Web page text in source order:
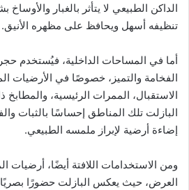
الداكن الطبيعي لا يتأثر بالغبار
تنظيفه أسهل ويحافظ على مظهره الأنيق.
أما في المساحات الداخلية، فيُستخدم
الفخامة والتميز، خصوصًا في الأرضيات
الاستقبال، الممرات الرئيسية،
البازلت تلك المناطق إحساسًا بالثبات
إضاءة أرضية لإبراز ملمسه الطبيعي.
ومن الاستخدامات اللافتة أيضًا، أرضيات
العرض، حيث يعكس البازلت حضورًا